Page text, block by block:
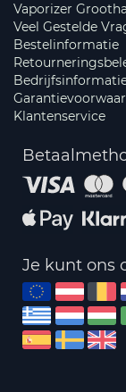
Vaporizer
Veel Gestelde
Bestelinformatie
Klantenservice
Je kunt ons